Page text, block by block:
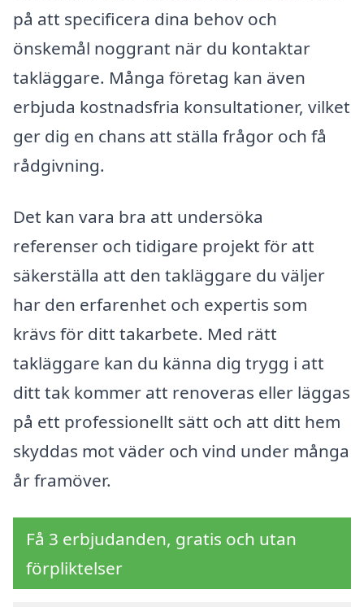
på att specificera dina behov och
önskemål noggrant när du kontaktar
takläggare. Många företag kan även
erbjuda kostnadsfria konsultationer, vilket
ger dig en chans att ställa frågor och få
rådgivning.
Det kan vara bra att undersöka
referenser och tidigare projekt för att
säkerställa att den takläggare du väljer
har den erfarenhet och expertis som
krävs för ditt takarbete. Med rätt
takläggare kan du känna dig trygg i att
ditt tak kommer att renoveras eller läggas
på ett professionellt sätt och att ditt hem
skyddas mot väder och vind under många
år framöver.
Få 3 erbjudanden, gratis och utan
förpliktelser